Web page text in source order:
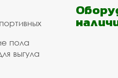
пола
выгула